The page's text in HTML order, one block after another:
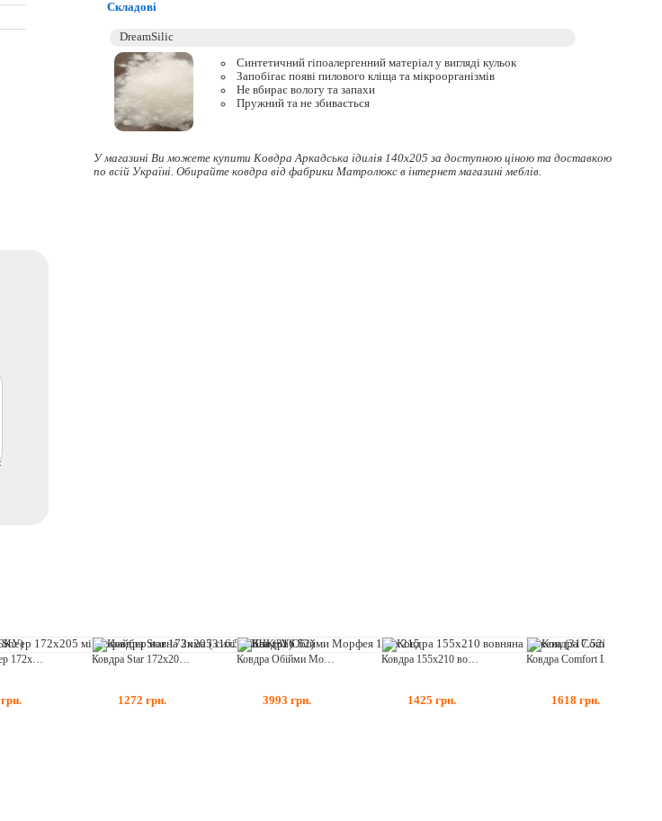
Складові
Синтетичний гіпоалергенний матеріал у вигляді кульок
Запобігає появі пилового кліща та мікроорганізмів
Не вбирає вологу та запахи
Пружний та не збивається
У магазині Ви можете купити Ковдра Аркадська ідилія 140x205 за доступною ціною та доставкою
по всій Україні. Обирайте ковдравід фабрики Матролюкс в інтернет магазині меблів.
грн. 1272 грн.
Ковдра Обійми Морфея 155x215
3993 грн.
Ковдра 155х210 вовняна Бежева (317.52ПШУ)
1425 грн. 1618 грн.